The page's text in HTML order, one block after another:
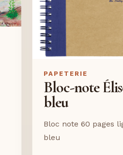
PAPETERIE
Bloc-note
bleu
Bloc note 60 pages
bleu